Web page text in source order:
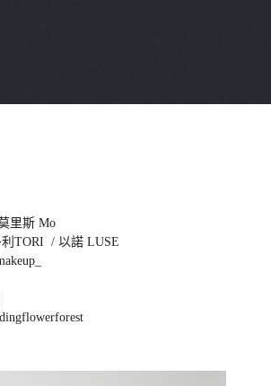
里斯 Mo
TORI / 以諾 LUSE